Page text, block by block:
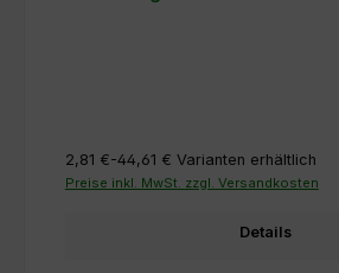
2,81 €-44,61 € Varianten erhältlich
Preise inkl. MwSt. zzgl. Versandkosten
Details